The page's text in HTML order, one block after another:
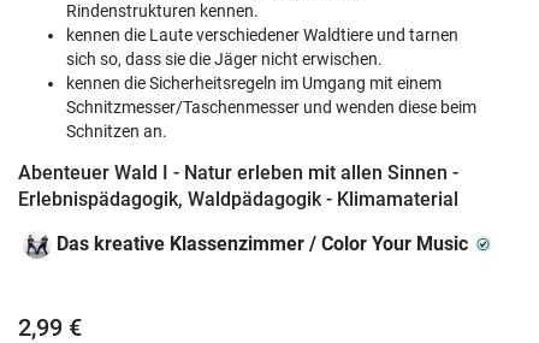
Rindenstrukturen kennen.
kennen die Laute verschiedener Waldtiere und tarnen
sich so, dass sie die Jäger nicht erwischen.
kennen die Sicherheitsregeln im Umgang mit einem
Schnitzmesser/Taschenmesser und wenden diese beim
Schnitzen an.
Abenteuer Wald I - Natur erleben mit allen Sinnen -
Erlebnispädagogik, Waldpädagogik - Klimamaterial
Das kreative Klassenzimmer / Color Your Music
2,99 €